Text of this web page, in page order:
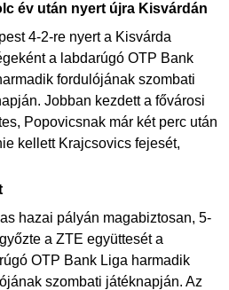
év után nyert újra Kisvárdán
4-2-re nyert a Kisvárda
a labdarúgó OTP Bank
fordulójának szombati
Jobban kezdett a fővárosi
Popovicsnak már két perc után
kellett Krajcsovics fejesét,
hazai pályán magabiztosan, 5-
a ZTE együttesét a
OTP Bank Liga harmadik
szombati játéknapján. Az